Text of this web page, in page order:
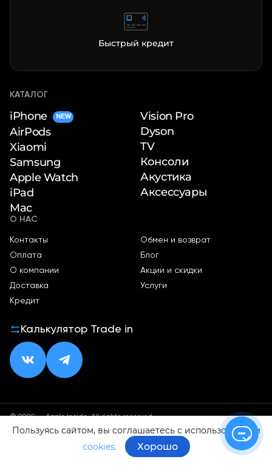
Быстрый кредит
КАТАЛОГ
iPhone NEW
AirPods
Xiaomi
Samsung
Apple Watch
iPad
Mac
Vision Pro
Dyson
TV
Консоли
Акустика
Аксессуары
О НАС
Контакты
Оплата
О компании
Доставка
Кредит
Обмен и возврат
Блог
Акции и скидки
Услуги
Калькулятор Trade in
© 2026 — Apple Inside. All rights reserved.
Политика конфиденциальностиОферта
Пользуясь сайтом, вы соглашаетесь с использованием
cookies.
Хорошо